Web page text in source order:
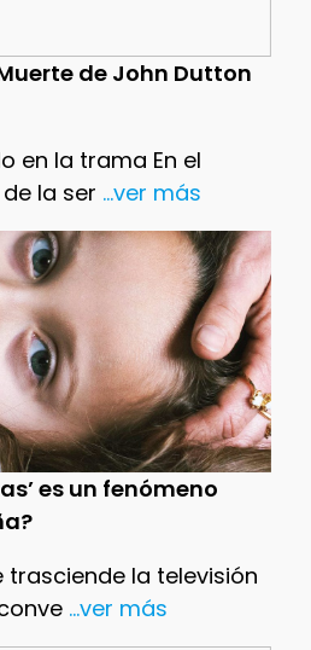
de John Dutton
en la trama En el
la ser ...ver más
es un fenómeno
trasciende la televisión
...ver más